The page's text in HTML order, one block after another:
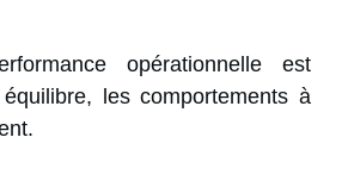
opérationnelle est
les comportements à